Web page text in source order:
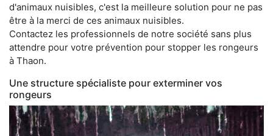
d'animaux nuisibles, c'est la meilleure solution pour ne pas
être à la merci de ces animaux nuisibles.
Contactez les professionnels de notre société sans plus
attendre pour votre prévention pour stopper les rongeurs
à Thaon.
Une structure spécialiste pour exterminer vos
rongeurs